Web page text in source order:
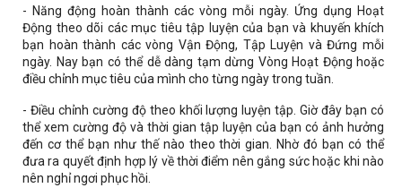
- Năng động hoàn thành các vòng mỗi ngày. Ứng dụng Hoạt
Động theo dõi các mục tiêu tập luyện của bạn và khuyến khích
bạn hoàn thành các vòng Vận Động, Tập Luyện và Đứng mỗi
ngày. Nay bạn có thể dễ dàng tạm dừng Vòng Hoạt Động hoặc
điều chỉnh mục tiêu của mình cho từng ngày trong tuần.
- Điều chỉnh cường độ theo khối lượng luyện tập. Giờ đây bạn có
thể xem cường độ và thời gian tập luyện của bạn có ảnh hưởng
đến cơ thể bạn như thế nào theo thời gian. Nhờ đó bạn có thể
đưa ra quyết định hợp lý về thời điểm nên gắng sức hoặc khi nào
nên nghỉ ngơi phục hồi.